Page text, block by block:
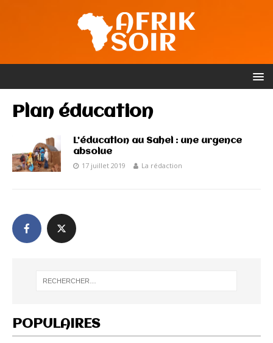
Plan éducation
L’éducation au Sahel : une urgence
absolue
17 juillet 2019 La rédaction
POPULAIRES